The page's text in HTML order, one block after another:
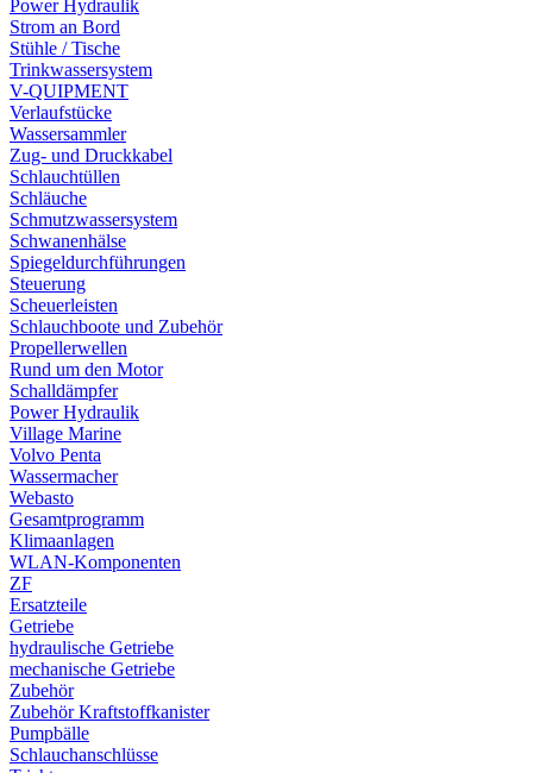
Power Hydraulik
Strom an Bord
Stühle / Tische
Trinkwassersystem
V-QUIPMENT
Verlaufstücke
Wassersammler
Zug- und Druckkabel
Schlauchtüllen
Schläuche
Schmutzwassersystem
Schwanenhälse
Spiegeldurchführungen
Steuerung
Scheuerleisten
Schlauchboote und Zubehör
Propellerwellen
Rund um den Motor
Schalldämpfer
Power Hydraulik
Village Marine
Volvo Penta
Wassermacher
Webasto
Gesamtprogramm
Klimaanlagen
WLAN-Komponenten
ZF
Ersatzteile
Getriebe
hydraulische Getriebe
mechanische Getriebe
Zubehör
Zubehör Kraftstoffkanister
Pumpbälle
Schlauchanschlüsse